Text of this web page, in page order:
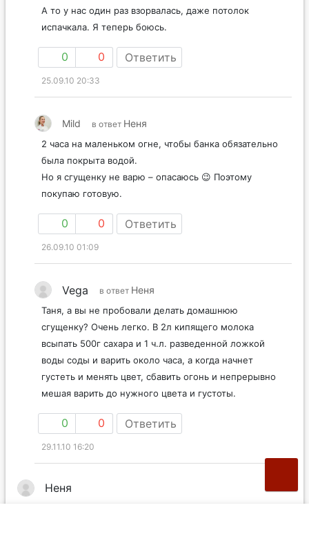
А то у нас один раз взорвалась, даже потолок
испачкала. Я теперь боюсь.
0 0 Ответить
25.09.10 20:33
Mild в ответ Неня
2 часа на маленьком огне, чтобы банка обязательно
была покрыта водой.
Но я сгущенку не варю – опасаюсь 😉 Поэтому
покупаю готовую.
0 0 Ответить
26.09.10 01:09
Vega в ответ Неня
Таня, а вы не пробовали делать домашнюю
сгущенку? Очень легко. В 2л кипящего молока
всыпать 500г сахара и 1 ч.л. разведенной ложкой
воды соды и варить около часа, а когда начнет
густеть и менять цвет, сбавить огонь и непрерывно
мешая варить до нужного цвета и густоты.
0 0 Ответить
29.11.10 16:20
Неня